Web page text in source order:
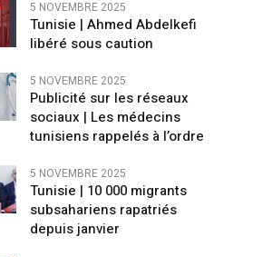
5 NOVEMBRE 2025
Tunisie | Ahmed Abdelkefi
libéré sous caution
5 NOVEMBRE 2025
Publicité sur les réseaux
sociaux | Les médecins
tunisiens rappelés à l’ordre
5 NOVEMBRE 2025
Tunisie | 10 000 migrants
subsahariens rapatriés
depuis janvier